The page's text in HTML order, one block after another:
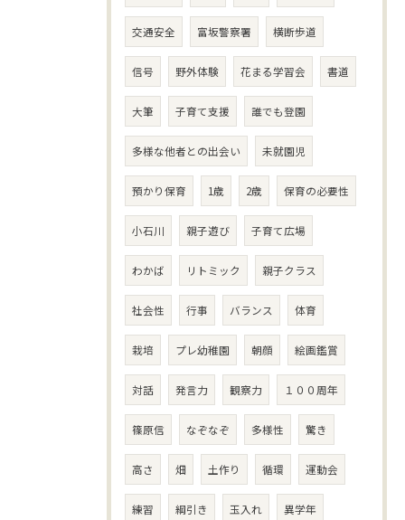
交通安全 富坂警察署 横断歩道
信号 野外体験 花まる学習会 書道
大筆 子育て支援 誰でも登園
多様な他者との出会い 未就園児
預かり保育 1歳 2歳 保育の必要性
小石川 親子遊び 子育て広場
わかば リトミック 親子クラス
社会性 行事 バランス 体育
栽培 プレ幼稚園 朝顔 絵画鑑賞
対話 発言力 観察力 １００周年
篠原信 なぞなぞ 多様性 驚き
高さ 畑 土作り 循環 運動会
練習 綱引き 玉入れ 異学年